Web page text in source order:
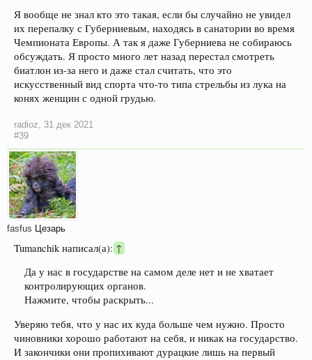
Я вообще не знал кто это такая, если бы случайно не увидел
их перепалку с Губерниевым, находясь в санатории во время
Чемпионата Европы. А так я даже Губерниева не собираюсь
обсуждать. Я просто много лет назад перестал смотреть
биатлон из-за него и даже стал считать, что это
искусственный вид спорта что-то типа стрельбы из лука на
конях женщин с одной грудью.
radioz
31 дек 2021
#39
fasfus Цезарь
Tumanchik написал(а):↑
Да у нас в государстве на самом деле нет и не хватает
контролирующих органов.
Нажмите, чтобы раскрыть...
Уверяю тебя, что у нас их куда больше чем нужно. Просто
чиновники хорошо работают на себя, и никак на государство.
И закончики они пропихивают дурацкие лишь на первый